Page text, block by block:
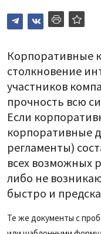
Архив
Подписка
Корпоративные
столкновение
участников
прочность всю
Если
корпоративные
регламенты)
всех возможных
либо не
быстро и
Те же документы с